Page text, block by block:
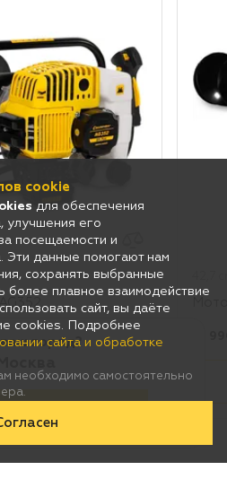
город?
cookie
для обеспечения
улучшения его
посещаемости и
Эти данные помогают нам
сохранять выбранные
более плавное взаимодействие
сайт, вы даёте
cookies. Подробнее
сайта и обработке
необходимо самостоятельно